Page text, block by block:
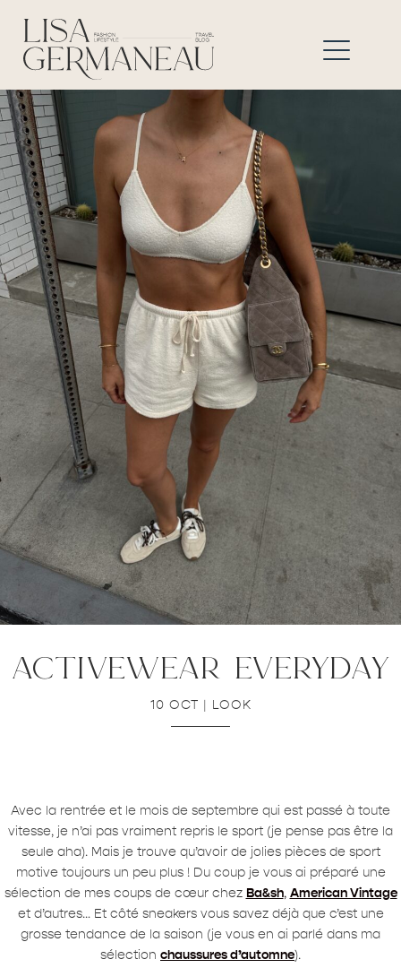
activewear everyday
10 OCT | LOOK
Avec la rentrée et le mois de septembre qui est passé à toute
vitesse, je n’ai pas vraiment repris le sport (je pense pas être la
seule aha). Mais je trouve qu’avoir de jolies pièces de sport
motive toujours un peu plus ! Du coup je vous ai préparé une
sélection de mes coups de cœur chez Ba&sh, American Vintage
et d’autres… Et côté sneakers vous savez déjà que c’est une
grosse tendance de la saison (je vous en ai parlé dans ma
sélection chaussures d’automne).